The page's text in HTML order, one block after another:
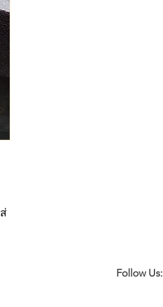
Follow Us: